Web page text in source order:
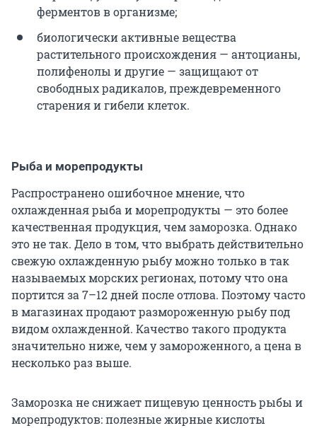
ферментов в организме;
биологически активные вещества
растительного происхождения — антоцианы,
полифенолы и другие — защищают от
свободных радикалов, преждевременного
старения и гибели клеток.
Рыба и морепродукты
Распространено ошибочное мнение, что
охлажденная рыба и морепродукты — это более
качественная продукция, чем заморозка. Однако
это не так. Дело в том, что выбрать действительно
свежую охлажденную рыбу можно только в так
называемых морских регионах, потому что она
портится за 7–12 дней после отлова. Поэтому часто
в магазинах продают размороженную рыбу под
видом охлажденной. Качество такого продукта
значительно ниже, чем у замороженного, а цена в
несколько раз выше.
Заморозка не снижает пищевую ценность рыбы и
морепродуктов: полезные жирные кислоты